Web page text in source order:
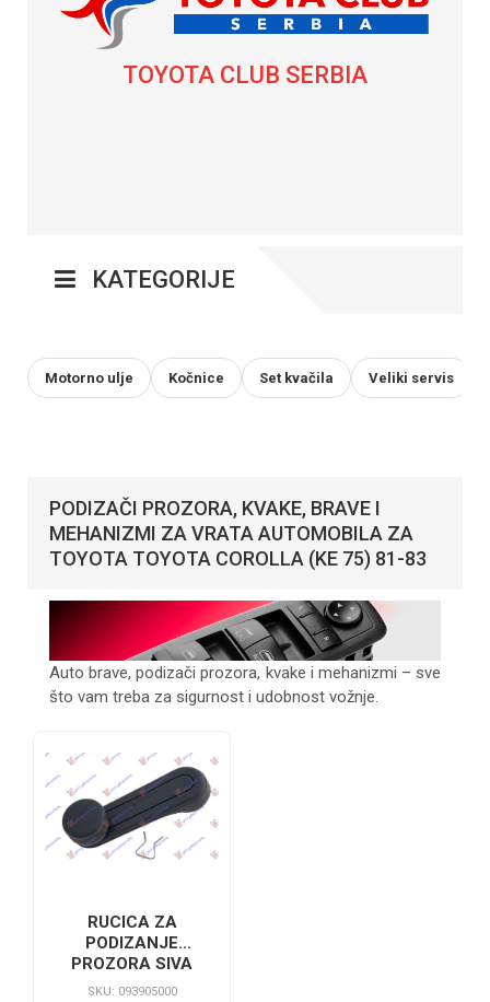
TOYOTA CLUB SERBIA
KATEGORIJE
Motorno ulje Kočnice Set kvačila Veliki servis
PODIZAČI PROZORA, KVAKE, BRAVE I
MEHANIZMI ZA VRATA AUTOMOBILA ZA
TOYOTA TOYOTA COROLLA (KE 75) 81-83
Auto brave, podizači prozora, kvake i mehanizmi – sve
što vam treba za sigurnost i udobnost vožnje.
RUCICA ZA
PODIZANJE
PROZORA SIVA
SKU: 093905000